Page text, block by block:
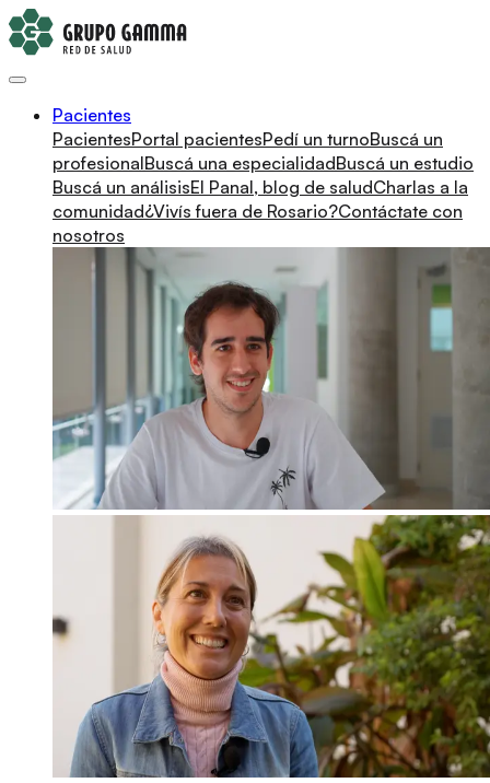
Pacientes
PacientesPortal pacientesPedí un turnoBuscá un
profesionalBuscá una especialidadBuscá un estudio
Buscá un análisisEl Panal, blog de saludCharlas a la
comunidad¿Vivís fuera de Rosario?Contáctate con
nosotros